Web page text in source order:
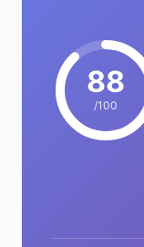
88
/100